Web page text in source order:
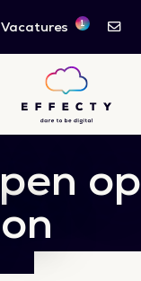
Vacatures 1
op